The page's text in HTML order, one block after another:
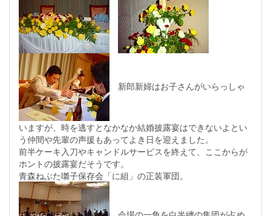
新郎新婦はお子さんがいらっしゃ
いますが、時を逃すとなかなか結婚披露宴はできないよとい
う仲間や先輩の声援もあってよき日を迎えました。
前半ケーキ入刀やキャンドルサービスを終えて、ここからが
ホントの披露宴だそうです。
青森ねぶた囃子保存会「に組」の正装軍団。